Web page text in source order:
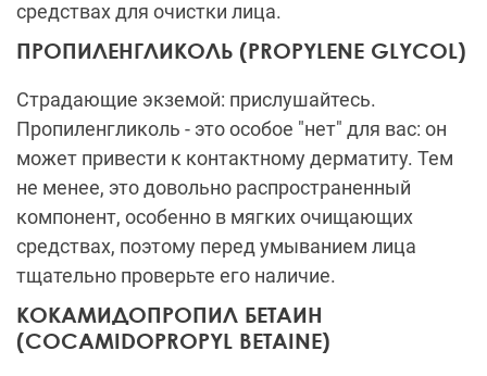
средствах для очистки лица.
ПРОПИЛЕНГЛИКОЛЬ (PROPYLENE GLYCOL)
Страдающие экземой: прислушайтесь.
Пропиленгликоль - это особое "нет" для вас: он
может привести к контактному дерматиту. Тем
не менее, это довольно распространенный
компонент, особенно в мягких очищающих
средствах, поэтому перед умыванием лица
тщательно проверьте его наличие.
КОКАМИДОПРОПИЛ БЕТАИН
(COCAMIDOPROPYL BETAINE)